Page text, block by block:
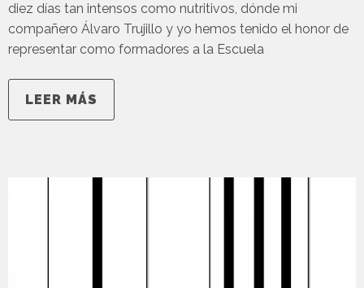
diez días tan intensos como nutritivos, dónde mi
compañero Álvaro Trujillo y yo hemos tenido el honor de
representar como formadores a la Escuela
LEER MÁS